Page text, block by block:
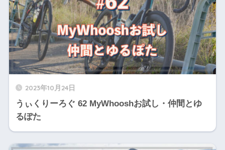
2023年10月24日
うぃくりーろぐ 62 MyWhooshお試し・仲間とゆ
るぽた